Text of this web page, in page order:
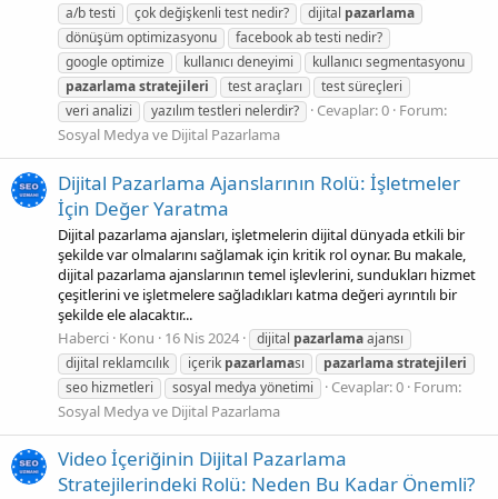
a/b testi
çok değişkenli test nedir? dijital pazarlama
dönüşüm optimizasyonu
facebook ab testi nedir?
google optimize
kullanıcı deneyimi
kullanıcı segmentasyonu
pazarlamastratejileri test araçları
test süreçleri
veri analizi
yazılım testleri nelerdir? Cevaplar: 0 Forum:
Sosyal Medya ve Dijital Pazarlama
Dijital Pazarlama Ajanslarının Rolü: İşletmeler
İçin Değer Yaratma
Dijital pazarlama ajansları, işletmelerin dijital dünyada etkili bir
şekilde var olmalarını sağlamak için kritik rol oynar. Bu makale,
dijital pazarlama ajanslarının temel işlevlerini, sundukları hizmet
çeşitlerini ve işletmelere sağladıkları katma değeri ayrıntılı bir
şekilde ele alacaktır...
Haberci Konu 16 Nis 2024 dijital pazarlamaajansı
dijital reklamcılık
içerik pazarlaması pazarlamastratejileri
seo hizmetleri
sosyal medya yönetimi Cevaplar: 0 Forum:
Sosyal Medya ve Dijital Pazarlama
Video İçeriğinin Dijital Pazarlama
Stratejilerindeki Rolü: Neden Bu Kadar Önemli?